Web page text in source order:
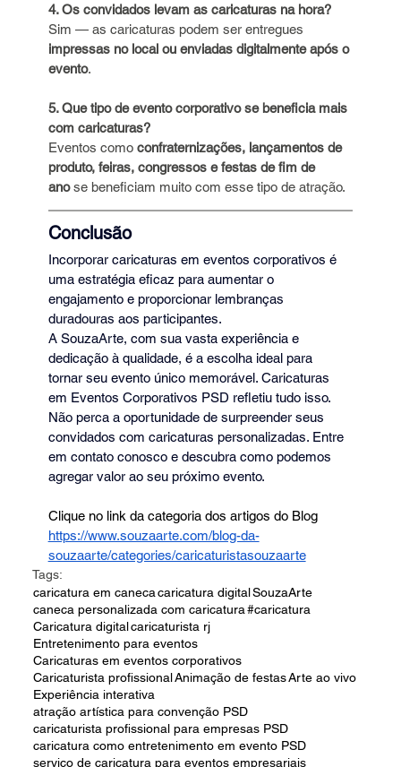
4. Os convidados levam as caricaturas na hora?
Sim — as caricaturas podem ser entregues
impressas no local ou enviadas digitalmente após o
evento.
5. Que tipo de evento corporativo se beneficia mais
com caricaturas?
Eventos como confraternizações, lançamentos de
produto, feiras, congressos e festas de fim de
ano se beneficiam muito com esse tipo de atração.
Conclusão
Incorporar caricaturas em eventos corporativos é
uma estratégia eficaz para aumentar o
engajamento e proporcionar lembranças
duradouras aos participantes.
A SouzaArte, com sua vasta experiência e
dedicação à qualidade, é a escolha ideal para
tornar seu evento único memorável. Caricaturas
em Eventos Corporativos PSD refletiu tudo isso.
Não perca a oportunidade de surpreender seus
convidados com caricaturas personalizadas. Entre
em contato conosco e descubra como podemos
agregar valor ao seu próximo evento.
Clique no link da categoria dos artigos do Blog
https://www.souzaarte.com/blog-da-
souzaarte/categories/caricaturistasouzaarte
Tags:
caricatura em canecacaricatura digitalSouzaArte
caneca personalizada com caricatura#caricatura
Caricatura digitalcaricaturista rj
Entretenimento para eventos
Caricaturas em eventos corporativos
Caricaturista profissionalAnimação de festasArte ao vivo
Experiência interativa
atração artística para convenção PSD
caricaturista profissional para empresas PSD
caricatura como entretenimento em evento PSD
serviço de caricatura para eventos empresariais